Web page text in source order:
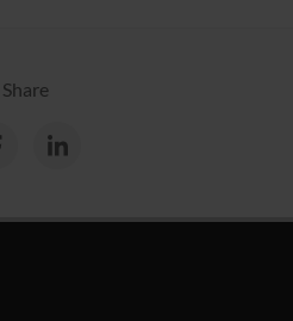
Share